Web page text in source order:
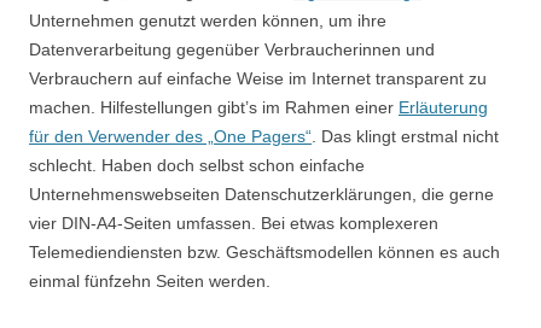
Unternehmen genutzt werden können, um ihre
Datenverarbeitung gegenüber Verbraucherinnen und
Verbrauchern auf einfache Weise im Internet transparent zu
machen. Hilfestellungen gibt’s im Rahmen einer Erläuterung
für den Verwender des „One Pagers“. Das klingt erstmal nicht
schlecht. Haben doch selbst schon einfache
Unternehmenswebseiten Datenschutzerklärungen, die gerne
vier DIN-A4-Seiten umfassen. Bei etwas komplexeren
Telemediendiensten bzw. Geschäftsmodellen können es auch
einmal fünfzehn Seiten werden.